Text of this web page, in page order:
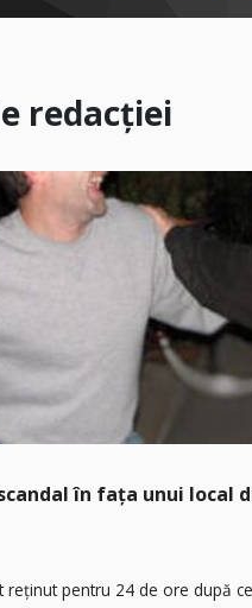
redacției
în fața unui local
pentru 24 de ore după